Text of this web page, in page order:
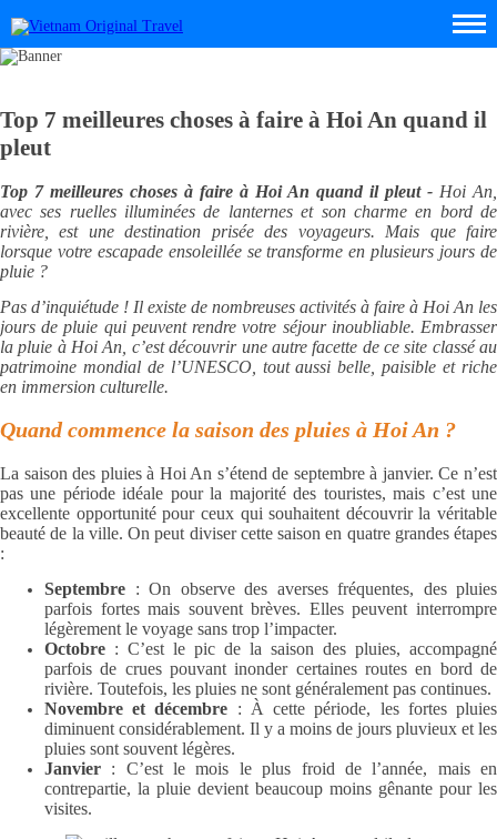
Top 7 meilleures choses à faire à Hoi An quand il
pleut
Top 7 meilleures choses à faire à Hoi An quand il pleut - Hoi An,
avec ses ruelles illuminées de lanternes et son charme en bord de
rivière, est une destination prisée des voyageurs. Mais que faire
lorsque votre escapade ensoleillée se transforme en plusieurs jours de
pluie ?
Pas d’inquiétude ! Il existe de nombreuses activités à faire à Hoi An les
jours de pluie qui peuvent rendre votre séjour inoubliable. Embrasser
la pluie à Hoi An, c’est découvrir une autre facette de ce site classé au
patrimoine mondial de l’UNESCO, tout aussi belle, paisible et riche
en immersion culturelle.
Quand commence la saison des pluies à Hoi An ?
La saison des pluies à Hoi An s’étend de septembre à janvier. Ce n’est
pas une période idéale pour la majorité des touristes, mais c’est une
excellente opportunité pour ceux qui souhaitent découvrir la véritable
beauté de la ville. On peut diviser cette saison en quatre grandes étapes
:
Septembre : On observe des averses fréquentes, des pluies
parfois fortes mais souvent brèves. Elles peuvent interrompre
légèrement le voyage sans trop l’impacter.
Octobre : C’est le pic de la saison des pluies, accompagné
parfois de crues pouvant inonder certaines routes en bord de
rivière. Toutefois, les pluies ne sont généralement pas continues.
Novembre et décembre : À cette période, les fortes pluies
diminuent considérablement. Il y a moins de jours pluvieux et les
pluies sont souvent légères.
Janvier : C’est le mois le plus froid de l’année, mais en
contrepartie, la pluie devient beaucoup moins gênante pour les
visites.